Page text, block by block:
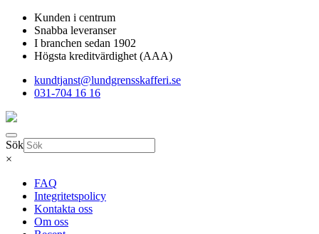
Kunden i centrum
Snabba leveranser
I branchen sedan 1902
Högsta kreditvärdighet (AAA)
kundtjanst@lundgrensskafferi.se
031-704 16 16
Sök
×
FAQ
Integritetspolicy
Kontakta oss
Om oss